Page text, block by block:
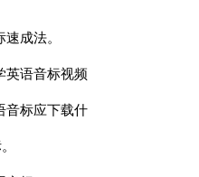
成法。
英语音标视频
音标应下载什